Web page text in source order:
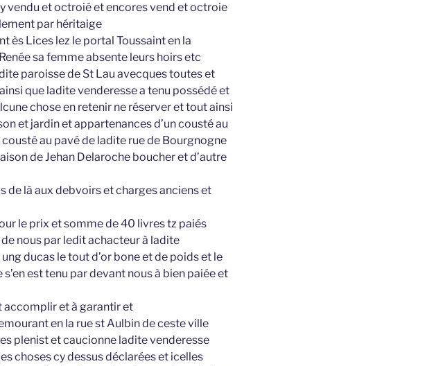
vendu et octroié et encores vend et octroie
par héritaige
ès Lices lez le portal Toussaint en la
sa femme absente leurs hoirs etc
paroisse de St Lau avecques toutes et
que ladite venderesse a tenu possédé et
chose en retenir ne réserver et tout ainsi
et jardin et appartenances d’un cousté au
au pavé de ladite rue de Bourgnogne
de Jehan Delaroche boucher et d’autre
de là aux debvoirs et charges anciens et
le prix et somme de 40 livres tz paiés
nous par ledit achacteur à ladite
ducas le tout d’or bone et de poids et le
est tenu par devant nous à bien paiée et
accomplir et à garantir et
en la rue st Aulbin de ceste ville
plenist et caucionne ladite venderesse
choses cy dessus déclarées et icelles